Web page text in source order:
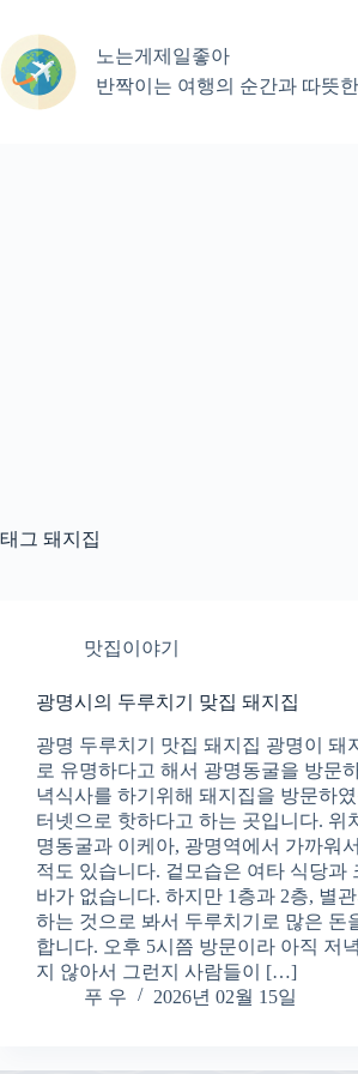
으
로
노는게제일좋아
반짝이는 여행의 순간과 따뜻
태그 돼지집
맛집이야기
광명시의 두루치기 맞집 돼지집
광명 두루치기 맛집 돼지집 광명이 돼
로 유명하다고 해서 광명동굴을 방문
녁식사를 하기위해 돼지집을 방문하
터넷으로 핫하다고 하는 곳입니다. 위
명동굴과 이케아, 광명역에서 가까워
적도 있습니다. 겉모습은 여타 식당과
바가 없습니다. 하지만 1층과 2층, 별
하는 것으로 봐서 두루치기로 많은 돈
합니다. 오후 5시쯤 방문이라 아직 저
지 않아서 그런지 사람들이 […]
푸 우
2026년 02월 15일